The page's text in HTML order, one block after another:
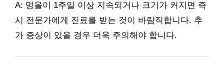
A: 멍울이 1주일 이상 지속되거나 크기가 커지면 즉
시 전문가에게 진료를 받는 것이 바람직합니다. 추
가 증상이 있을 경우 더욱 주의해야 합니다.